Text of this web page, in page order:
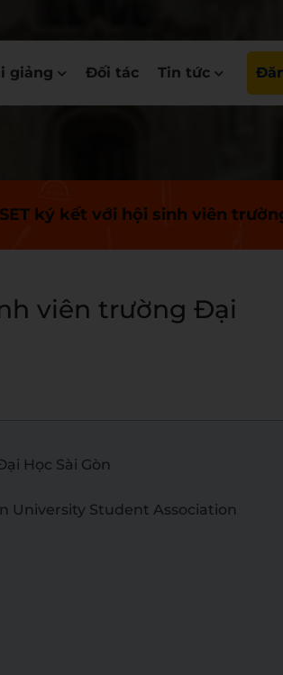
giảng Đối tác Tin tức
ký kết với hội sinh viên
viên trường Đại
Học Sài Gòn
University Student Association